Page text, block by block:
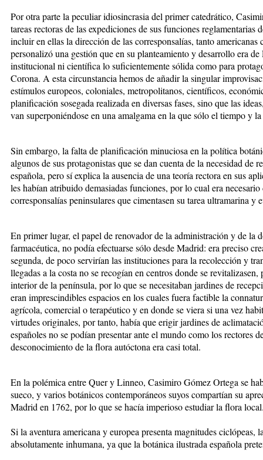
Por otra parte la peculiar idiosincrasia del primer catedrático,
tareas rectoras de las expediciones de sus funciones
incluir en ellas la dirección de las corresponsalías, tanto americanas
personalizó una gestión que en su planteamiento y desarrollo era
institucional ni científica lo suficientemente sólida como para
Corona. A esta circunstancia hemos de añadir la singular
estímulos europeos, coloniales, metropolitanos, científicos,
planificación sosegada realizada en diversas fases, sino que las
van superponiéndose en una amalgama en la que sólo el tiempo y
Sin embargo, la falta de planificación minuciosa en la política
algunos de sus protagonistas que se dan cuenta de la necesidad de
española, pero sí explica la ausencia de una teoría rectora en sus
les habían atribuido demasiadas funciones, por lo cual era
corresponsalías peninsulares que cimentasen su tarea ultramarina y
En primer lugar, el papel de renovador de la administración y de la
farmacéutica, no podía efectuarse sólo desde Madrid: era preciso
segunda, de poco servirían las instituciones para la recolección y
llegadas a la costa no se recogían en centros donde se
interior de la península, por lo que se necesitaban jardines de
eran imprescindibles espacios en los cuales fuera factible la
agrícola, comercial o terapéutico y en donde se viera si una vez
virtudes originales, por tanto, había que erigir jardines de
españoles no se podían presentar ante el mundo como los rectores
desconocimiento de la flora autóctona era casi total.
En la polémica entre Quer y Linneo, Casimiro Gómez Ortega se
sueco, y varios botánicos contemporáneos suyos compartían su
Madrid en 1762, por lo que se hacía imperioso estudiar la flora
Si la aventura americana y europea presenta magnitudes ciclópeas,
absolutamente inhumana, ya que la botánica ilustrada española